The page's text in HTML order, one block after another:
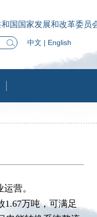
国国家发展和改革委员
中文 | English
营。
万吨，可满足